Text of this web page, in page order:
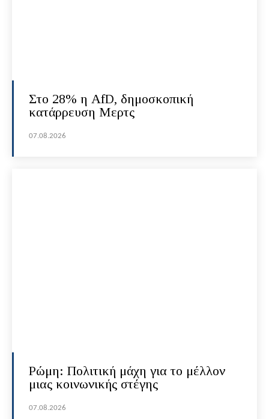
Στο 28% η AfD, δημοσκοπική
κατάρρευση Μερτς
07.08.2026
Ρώμη: Πολιτική μάχη για το μέλλον
μιας κοινωνικής στέγης
07.08.2026